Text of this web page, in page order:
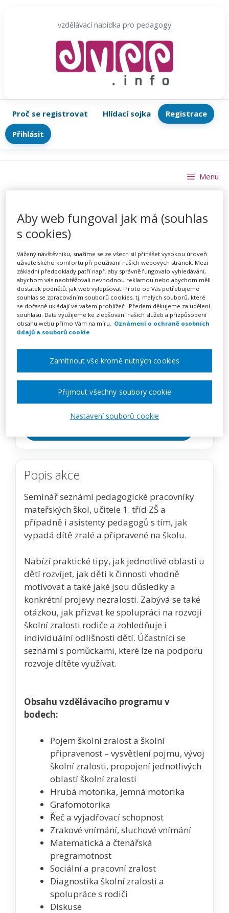
vzdělávací nabídka pro pedagogy
Proč se registrovat Hlídací sojka
Registrace
Přihlásit
Školní zralost – kurz na klíč
PořádáINFRA, s.r.o.
TERMÍN
na klíč
Celá ČR
16900 Kč
Popis akce
Seminář seznámí pedagogické pracovníky
mateřských škol, učitele 1. tříd ZŠ a
případně i asistenty pedagogů s tím, jak
vypadá dítě zralé a připravené na školu.
Nabízí praktické tipy, jak jednotlivé oblasti u
dětí rozvíjet, jak děti k činnosti vhodně
motivovat a také jaké jsou důsledky a
konkrétní projevy nezralosti. Zabývá se také
otázkou, jak přizvat ke spolupráci na rozvoji
školní zralosti rodiče a zohledňuje i
individuální odlišnosti dětí. Účastníci se
seznámí s pomůckami, které lze na podporu
rozvoje dítěte využívat.
Obsahu vzdělávacího programu v
bodech:
Pojem školní zralost a školní
připravenost – vysvětlení pojmu, vývoj
školní zralosti, propojení jednotlivých
oblastí školní zralosti
Hrubá motorika, jemná motorika
Grafomotorika
Řeč a vyjadřovací schopnost
Zrakové vnímání, sluchové vnímání
Matematická a čtenářská
pregramotnost
Sociální a pracovní zralost
Diagnostika školní zralosti a
spolupráce s rodiči
Diskuse
Menu
Aby web fungoval jak má (souhlas
s cookies)
Vážený návštěvníku, snažíme se ze všech sil přinášet vysokou úroveň
uživatelského komfortu při používání našich webových stránek. Mezi
základní předpoklady patří např. aby správně fungovalo vyhledávání,
abychom vás neobtěžovali nevhodnou reklamou nebo abychom měli
dostatek podnětů, jak web vylepšovat. Proto od Vás potřebujeme
souhlas se zpracováním souborů cookies, tj. malých souborů, které
se dočasně ukládají ve vašem prohlížeči. Předem děkujeme za udělení
souhlasu. Data využijeme ke zlepšování našich služeb a přizpůsobení
obsahu webu přímo Vám na míru. Oznámení o ochraně osobních
údajů a souborů cookie
Nastavení souborů cookie
Zamítnout vše kromě nutných cookies
Přijmout všechny soubory cookie